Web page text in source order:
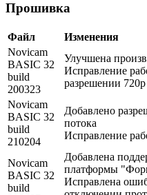
Прошивка
Файл Изменения
Novicam
BASIC 32
build
200323
Улучшена
Исправление
разрешении 720p
Novicam
BASIC 32
build
210204
Добавлено
потока
Исправление
Novicam
BASIC 32
build
Добавлена
платформы
Исправлена